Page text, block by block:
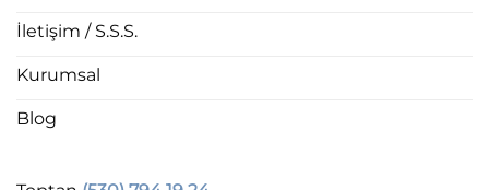
İletişim / S.S.S.
Kurumsal
Blog